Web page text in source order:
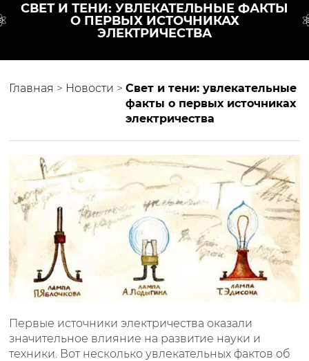
СВЕТ И ТЕНИ: УВЛЕКАТЕЛЬНЫЕ ФАКТЫ
О ПЕРВЫХ ИСТОЧНИКАХ
ЭЛЕКТРИЧЕСТВА
Главная > Новости >Свет и тени: увлекательные
факты о первых источниках
электричества
Первые источники электричества оказали
значительное влияние на развитие науки и
техники. Вот несколько увлекательных фактов об